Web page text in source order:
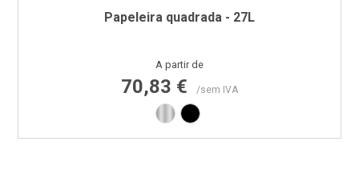
Papeleira quadrada - 27L
Preço
A partir de
70,83 € /sem IVA
Inox Preto RAL9011